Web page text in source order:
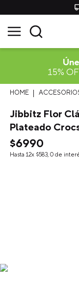
15%
Jibbitz Flor
Plateado
$6990
Hasta 12x $583, 0 de